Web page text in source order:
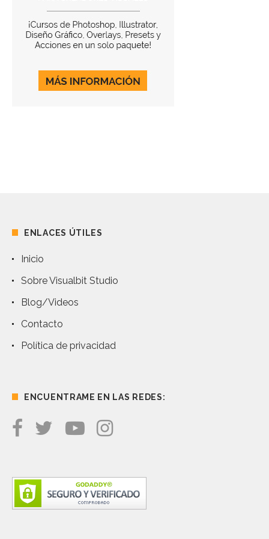
ENLACES ÚTILES
Inicio
Sobre Visualbit Studio
Blog/Videos
Contacto
Política de privacidad
ENCUENTRAME EN LAS REDES: